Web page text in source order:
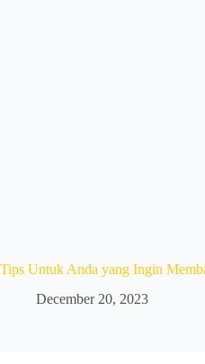
Tips Untuk Anda yang Ingin
December 20, 2023